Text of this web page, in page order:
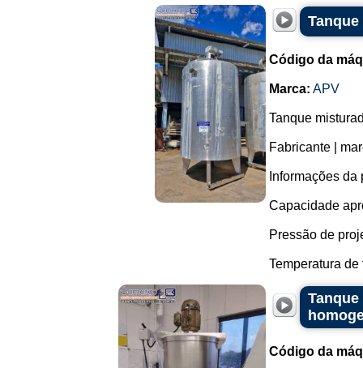
Código da
Marca: APV
Tanque
Fabricante |
Informações
Capacidade
Pressão de
Temperatura
Código da